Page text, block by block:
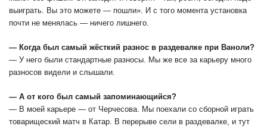
выиграть. Вы это можете ― пошли». И с того момента установка
почти не менялась ― ничего лишнего.
― Когда был самый жёсткий разнос в раздевалке при Ваноли?
― У него были стандартные разносы. Мы же все за карьеру много
разносов видели и слышали.
― А от кого был самый запоминающийся?
― В моей карьере ― от Черчесова. Мы поехали со сборной играть
товарищеский матч в Катар. В перерыве сели в раздевалке, и тут